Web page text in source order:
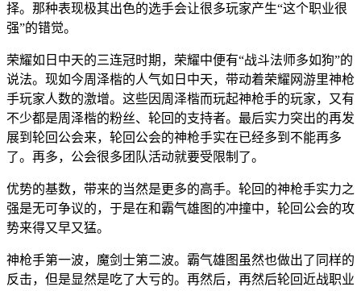
择。那种表现极其出色的选手会让很多玩家产生“这个职业很
强”的错觉。
荣耀如日中天的三连冠时期，荣耀中便有“战斗法师多如狗”的
说法。现如今周泽楷的人气如日中天，带动着荣耀网游里神枪
手玩家人数的激增。这些因周泽楷而玩起神枪手的玩家，又有
不少都是周泽楷的粉丝、轮回的支持者。最后实力突出的再发
展到轮回公会来，轮回公会的神枪手实在已经多到不能再多
了。再多，公会很多团队活动就要受限制了。
优势的基数，带来的当然是更多的高手。轮回的神枪手实力之
强是无可争议的，于是在和霸气雄图的冲撞中，轮回公会的攻
势来得又早又猛。
神枪手第一波，魔剑士第二波。霸气雄图虽然也做出了同样的
反击，但是显然是吃了大亏的。再然后，再然后轮回近战职业